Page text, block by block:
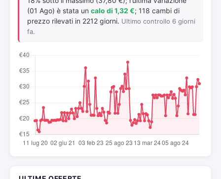
(01 Ago) è stata un calo di 1,32 €; 118 cambi di
prezzo rilevati in 2212 giorni. Ultimo controllo 6 giorni
fa.